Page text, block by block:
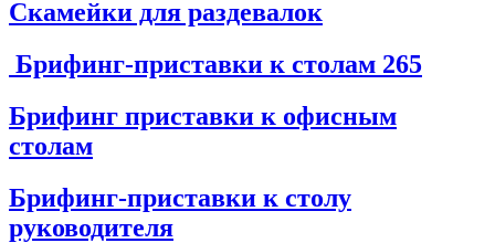
Скамейки для раздевалок
Брифинг-приставки к столам 265
Брифинг приставки к офисным
столам
Брифинг-приставки к столу
руководителя